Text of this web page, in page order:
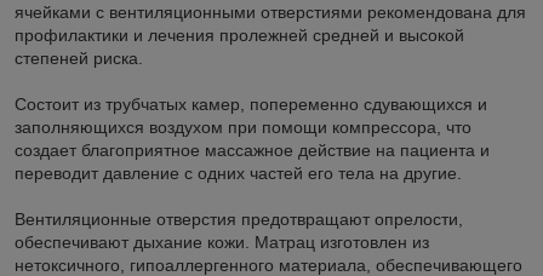
ячейками с вентиляционными отверстиями рекомендована для
профилактики и лечения пролежней средней и высокой
степеней риска.
Состоит из трубчатых камер, попеременно сдувающихся и
заполняющихся воздухом при помощи компрессора, что
создает благоприятное массажное действие на пациента и
переводит давление с одних частей его тела на другие.
Вентиляционные отверстия предотвращают опрелости,
обеспечивают дыхание кожи. Матрац изготовлен из
нетоксичного, гипоаллергенного материала, обеспечивающего